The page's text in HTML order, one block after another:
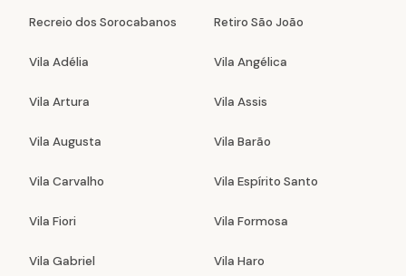
Recreio dos Sorocabanos Retiro São João
Vila Adélia Vila Angélica
Vila Artura Vila Assis
Vila Augusta Vila Barão
Vila Carvalho Vila Espírito Santo
Vila Fiori Vila Formosa
Vila Gabriel Vila Haro